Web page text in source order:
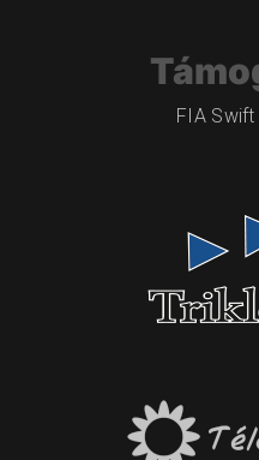
FIA Swift